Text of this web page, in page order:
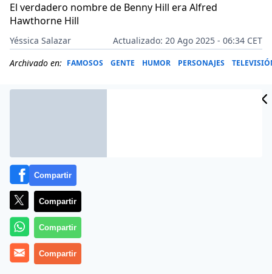
El verdadero nombre de Benny Hill era Alfred
Hawthorne Hill
Yéssica Salazar
Actualizado: 20 Ago 2025 - 06:34 CET
Archivado en: FAMOSOS GENTE HUMOR PERSONAJES
Más información
Compartir
Compartir
Compartir
Compartir